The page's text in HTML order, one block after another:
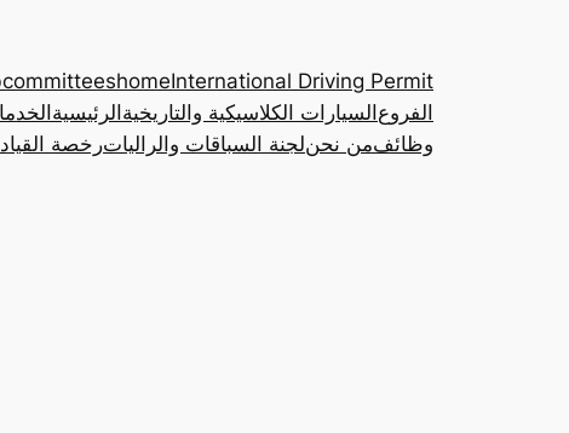
homeInternational Driving Permit
الرئيسية السيارات الكلاسيكية والتاريخية الفروع
رخصةلجنة السباقات والرالياتمن نحنوظائف